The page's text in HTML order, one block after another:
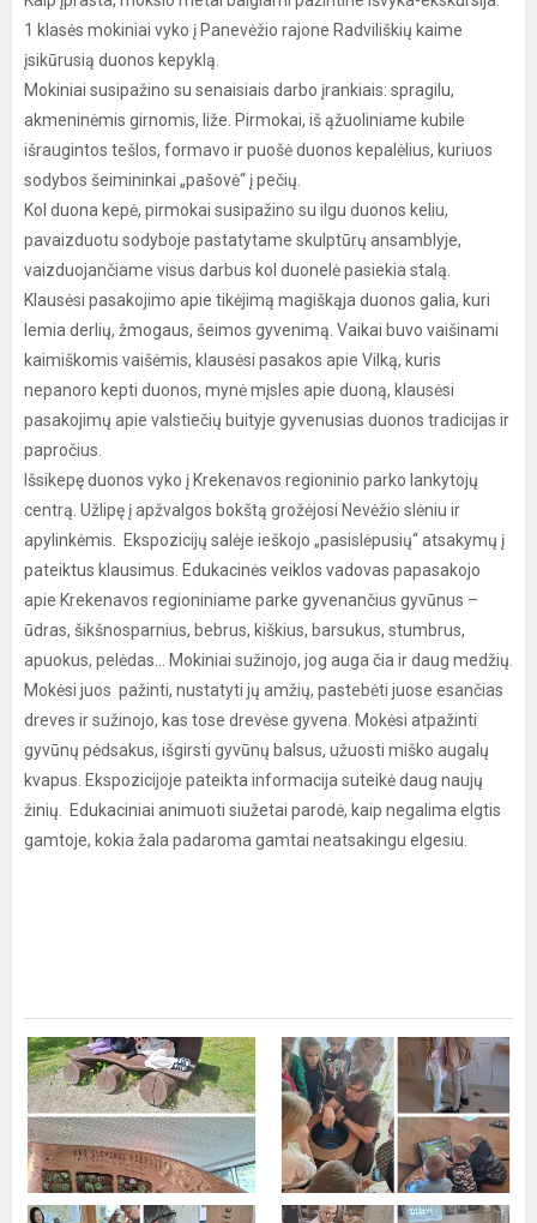
1 klasės mokiniai vyko į Panevėžio rajone Radviliškių kaime
įsikūrusią duonos kepyklą.
Mokiniai susipažino su senaisiais darbo įrankiais: spragilu,
akmeninėmis girnomis, liže. Pirmokai, iš ąžuoliniame kubile
išraugintos tešlos, formavo ir puošė duonos kepalėlius, kuriuos
sodybos šeimininkai „pašovė“ į pečių.
Kol duona kepė, pirmokai susipažino su ilgu duonos keliu,
pavaizduotu sodyboje pastatytame skulptūrų ansamblyje,
vaizduojančiame visus darbus kol duonelė pasiekia stalą.
Klausėsi pasakojimo apie tikėjimą magiškąja duonos galia, kuri
lemia derlių, žmogaus, šeimos gyvenimą. Vaikai buvo vaišinami
kaimiškomis vaišėmis, klausėsi pasakos apie Vilką, kuris
nepanoro kepti duonos, mynė mįsles apie duoną, klausėsi
pasakojimų apie valstiečių buityje gyvenusias duonos tradicijas ir
papročius.
Išsikepę duonos vyko į Krekenavos regioninio parko lankytojų
centrą. Užlipę į apžvalgos bokštą grožėjosi Nevėžio slėniu ir
apylinkėmis. Ekspozicijų salėje ieškojo „pasislėpusių“ atsakymų į
pateiktus klausimus. Edukacinės veiklos vadovas papasakojo
apie Krekenavos regioniniame parke gyvenančius gyvūnus –
ūdras, šikšnosparnius, bebrus, kiškius, barsukus, stumbrus,
apuokus, pelėdas… Mokiniai sužinojo, jog auga čia ir daug medžių.
Mokėsi juos pažinti, nustatyti jų amžių, pastebėti juose esančias
dreves ir sužinojo, kas tose drevėse gyvena. Mokėsi atpažinti
gyvūnų pėdsakus, išgirsti gyvūnų balsus, užuosti miško augalų
kvapus. Ekspozicijoje pateikta informacija suteikė daug naujų
žinių. Edukaciniai animuoti siužetai parodė, kaip negalima elgtis
gamtoje, kokia žala padaroma gamtai neatsakingu elgesiu.